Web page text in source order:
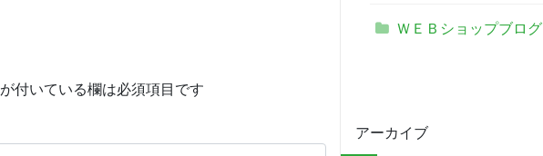
が付いている欄は必須項目です
ＷＥＢショップブログ
アーカイブ